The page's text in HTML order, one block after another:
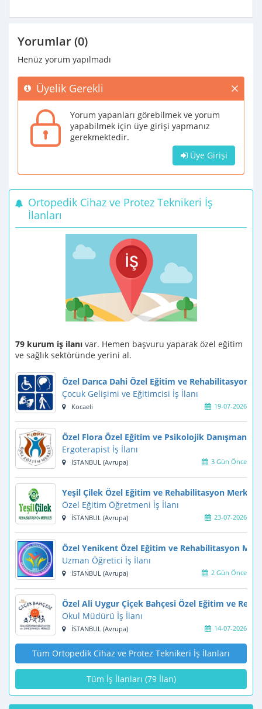
Yorumlar (0)
Henüz yorum yapılmadı
Üyelik Gerekli
Yorum yapanları görebilmek ve yorum
yapabilmek için üye girişi yapmanız
gerekmektedir.
Üye Girişi
Ortopedik Cihaz ve Protez Teknikeri İş
İlanları
79 kurum iş ilanı var. Hemen başvuru yaparak özel eğitim
ve sağlık sektöründe yerini al.
Özel Darıca Dahi Özel Eğitim ve Rehabilitasyon
Çocuk Gelişimi ve Eğitimcisi İş İlanı
19-07-2026
Kocaeli
Özel Flora Özel Eğitim ve Psikolojik Danışmanlık
Ergoterapist İş İlanı
3 Gün Önce
İSTANBUL (Avrupa)
Yeşil Çilek Özel Eğitim ve Rehabilitasyon Merkezi
Özel Eğitim Öğretmeni İş İlanı
23-07-2026
İSTANBUL (Avrupa)
Özel Yenikent Özel Eğitim ve Rehabilitasyon
Uzman Öğretici İş İlanı
2 Gün Önce
İSTANBUL (Avrupa)
Özel Ali Uygur Çiçek Bahçesi Özel Eğitim ve
Okul Müdürü İş İlanı
14-07-2026
İSTANBUL (Avrupa)
Tüm Ortopedik Cihaz ve Protez Teknikeri İş İlanları
Tüm İş İlanları (79 İlan)